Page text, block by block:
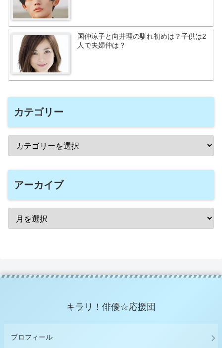
国仲涼子と向井理の馴れ初めは？子供は2
人で夫婦仲は？
カテゴリー
アーカイブ
キラリ！俳優☆応援団
プロフィール